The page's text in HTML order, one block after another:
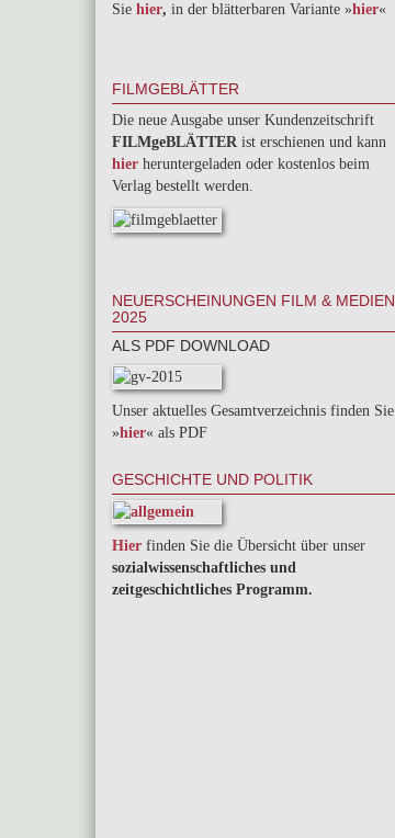
Sie hier, in der blätterbaren Variante »hier«
FILMGEBLÄTTER
Die neue Ausgabe unser Kundenzeitschrift
FILMgeBLÄTTER ist erschienen und kann
hier heruntergeladen oder kostenlos beim
Verlag bestellt werden.
NEUERSCHEINUNGEN FILM & MEDIEN
2025
ALS PDF DOWNLOAD
Unser aktuelles Gesamtverzeichnis finden Sie
»hier« als PDF
GESCHICHTE UND POLITIK
Hier finden Sie die Übersicht über unser
sozialwissenschaftliches und
zeitgeschichtliches Programm.